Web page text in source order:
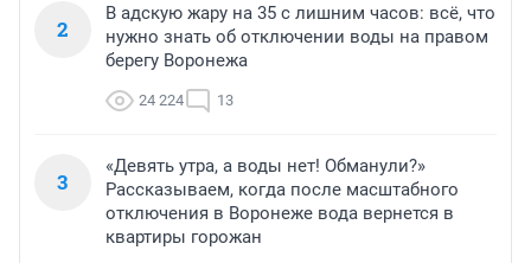
2
В адскую жару на 35 с лишним часов: всё, что
нужно знать об отключении воды на правом
берегу Воронежа
24 224 13
3
«Девять утра, а воды нет! Обманули?»
Рассказываем, когда после масштабного
отключения в Воронеже вода вернется в
квартиры горожан